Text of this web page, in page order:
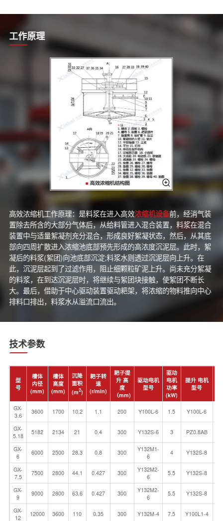
工作原理
高效浓缩机工作原理：是料浆在进入高效浓缩机设备前，经消气装
置除去所含的大部分气体后，从给料管进入混合装置，料浆在混合
装置中与适量絮凝剂充分混合，形成良好絮凝状态，然后，从其底
部向四周扩散进入浓缩池底部预先形成的高浓度沉泥层。此时，絮
凝后的料浆(絮团)向池底部沉淀;料浆水则透过沉泥层向上升。在
此，沉泥层起到了过滤作用，阻止细颗粒矿泥上升。尚未充分絮凝
的料浆，在到达沉泥层时，将继续与絮团块接触，使絮团不断长
大。最后，借助于中心驱动装置驱动耙架，将浓缩的物料推向中心
排料口排出，料浆水从溢流口流出。
技术参数
型
号
槽体
内径
(mm)
槽体
高度
(mm)
沉降
面积
(m2)
耙子转
速
(r/min)
耙子提
升 高
度
（mm)
驱动电机
型号
驱动
电机
功率
(kW)
提升 电机
型号
GX-
3.6
3600 1700 10.2 1.1 200 Y100L-6 1.5 Y100L-6
GX-
5.18
5182 2134 21 0.4 300 Y132S-6 3 PZ0.8AB
GX-
6
6000 2500 28.3 0.8 300
Y132M1-
6
4 Y132S-8
GX-
7.5
7500 2800 44.1 0.427 300
Y132M2-
6
5.5 Y132S-8
GX-
9
9000 2800 63.6 0.427 300
Y132M2-
6
5.5 Y132S-8
GX-
12
12000 3600 110 0.35 300 Y132M-4 7.5 Y100L1-4